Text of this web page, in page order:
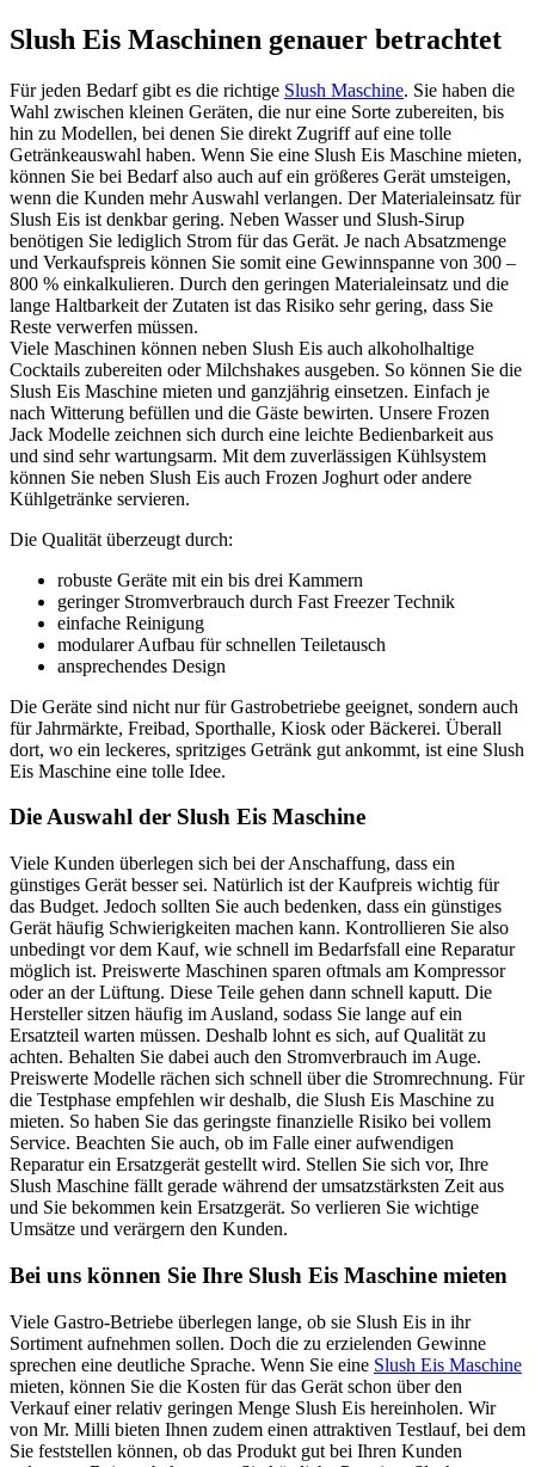
Slush Eis Maschinen genauer betrachtet
Für jeden Bedarf gibt es die richtige Slush Maschine. Sie haben die
Wahl zwischen kleinen Geräten, die nur eine Sorte zubereiten, bis
hin zu Modellen, bei denen Sie direkt Zugriff auf eine tolle
Getränkeauswahl haben. Wenn Sie eine Slush Eis Maschine mieten,
können Sie bei Bedarf also auch auf ein größeres Gerät umsteigen,
wenn die Kunden mehr Auswahl verlangen. Der Materialeinsatz für
Slush Eis ist denkbar gering. Neben Wasser und Slush-Sirup
benötigen Sie lediglich Strom für das Gerät. Je nach Absatzmenge
und Verkaufspreis können Sie somit eine Gewinnspanne von 300 –
800 % einkalkulieren. Durch den geringen Materialeinsatz und die
lange Haltbarkeit der Zutaten ist das Risiko sehr gering, dass Sie
Reste verwerfen müssen.
Viele Maschinen können neben Slush Eis auch alkoholhaltige
Cocktails zubereiten oder Milchshakes ausgeben. So können Sie die
Slush Eis Maschine mieten und ganzjährig einsetzen. Einfach je
nach Witterung befüllen und die Gäste bewirten. Unsere Frozen
Jack Modelle zeichnen sich durch eine leichte Bedienbarkeit aus
und sind sehr wartungsarm. Mit dem zuverlässigen Kühlsystem
können Sie neben Slush Eis auch Frozen Joghurt oder andere
Kühlgetränke servieren.
Die Qualität überzeugt durch:
robuste Geräte mit ein bis drei Kammern
geringer Stromverbrauch durch Fast Freezer Technik
einfache Reinigung
modularer Aufbau für schnellen Teiletausch
ansprechendes Design
Die Geräte sind nicht nur für Gastrobetriebe geeignet, sondern auch
für Jahrmärkte, Freibad, Sporthalle, Kiosk oder Bäckerei. Überall
dort, wo ein leckeres, spritziges Getränk gut ankommt, ist eine Slush
Eis Maschine eine tolle Idee.
Die Auswahl der Slush Eis Maschine
Viele Kunden überlegen sich bei der Anschaffung, dass ein
günstiges Gerät besser sei. Natürlich ist der Kaufpreis wichtig für
das Budget. Jedoch sollten Sie auch bedenken, dass ein günstiges
Gerät häufig Schwierigkeiten machen kann. Kontrollieren Sie also
unbedingt vor dem Kauf, wie schnell im Bedarfsfall eine Reparatur
möglich ist. Preiswerte Maschinen sparen oftmals am Kompressor
oder an der Lüftung. Diese Teile gehen dann schnell kaputt. Die
Hersteller sitzen häufig im Ausland, sodass Sie lange auf ein
Ersatzteil warten müssen. Deshalb lohnt es sich, auf Qualität zu
achten. Behalten Sie dabei auch den Stromverbrauch im Auge.
Preiswerte Modelle rächen sich schnell über die Stromrechnung. Für
die Testphase empfehlen wir deshalb, die Slush Eis Maschine zu
mieten. So haben Sie das geringste finanzielle Risiko bei vollem
Service. Beachten Sie auch, ob im Falle einer aufwendigen
Reparatur ein Ersatzgerät gestellt wird. Stellen Sie sich vor, Ihre
Slush Maschine fällt gerade während der umsatzstärksten Zeit aus
und Sie bekommen kein Ersatzgerät. So verlieren Sie wichtige
Umsätze und verärgern den Kunden.
Bei uns können Sie Ihre Slush Eis Maschine mieten
Viele Gastro-Betriebe überlegen lange, ob sie Slush Eis in ihr
Sortiment aufnehmen sollen. Doch die zu erzielenden Gewinne
sprechen eine deutliche Sprache. Wenn Sie eine Slush Eis Maschine
mieten, können Sie die Kosten für das Gerät schon über den
Verkauf einer relativ geringen Menge Slush Eis hereinholen. Wir
von Mr. Milli bieten Ihnen zudem einen attraktiven Testlauf, bei dem
Sie feststellen können, ob das Produkt gut bei Ihren Kunden